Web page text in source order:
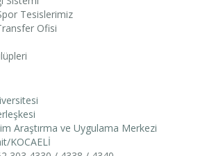
Tesislerimiz
Ofisi
Araştırma ve Uygulama Merkezi
KOCAELİ